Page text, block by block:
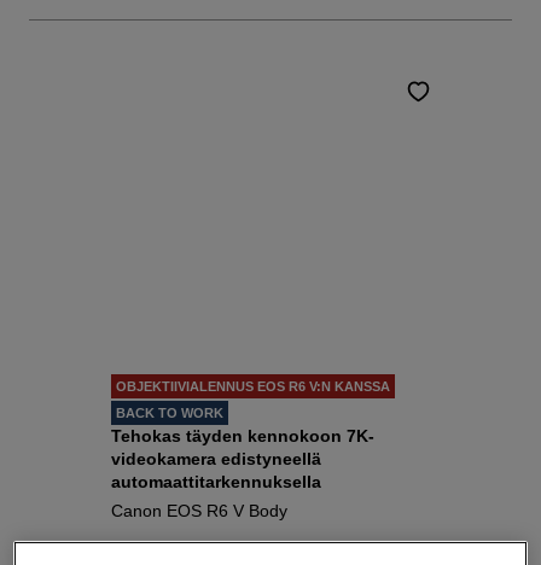
OBJEKTIIVIALENNUS EOS R6 V:N KANSSA
BACK TO WORK
Tehokas täyden kennokoon 7K-
videokamera edistyneellä
automaattitarkennuksella
Canon EOS R6 V Body